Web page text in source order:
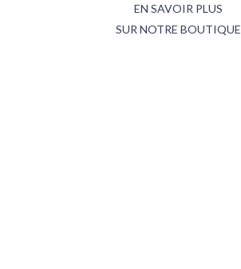
EN SAVOIR PLUS
SUR NOTRE BOUTIQUE